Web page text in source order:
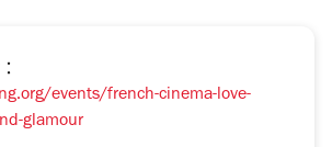
events/french-cinema-love-
glamour